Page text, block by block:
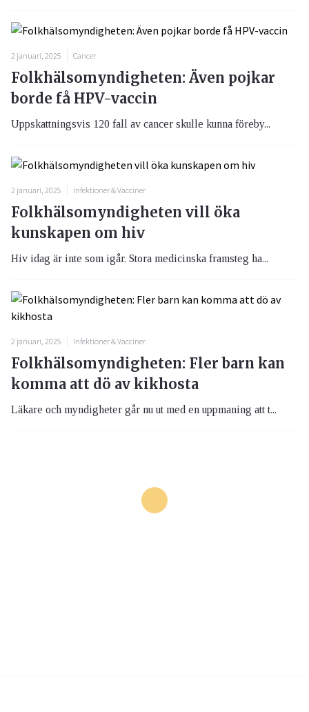
2 januari, 2025 Cancer
Folkhälsomyndigheten: Även pojkar
borde få HPV-vaccin
Uppskattningsvis 120 fall av cancer skulle kunna föreby...
2 januari, 2025 Infektioner & Vacciner
Folkhälsomyndigheten vill öka
kunskapen om hiv
Hiv idag är inte som igår. Stora medicinska framsteg ha...
2 januari, 2025 Infektioner & Vacciner
Folkhälsomyndigheten: Fler barn kan
komma att dö av kikhosta
Läkare och myndigheter går nu ut med en uppmaning att t...